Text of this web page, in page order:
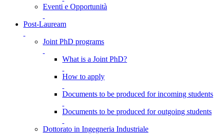
Eventi e Opportunità
Post-Lauream
Joint PhD programs
What is a Joint PhD?
How to apply
Documents to be produced for incoming students
Documents to be produced for outgoing students
Dottorato in Ingegneria Industriale